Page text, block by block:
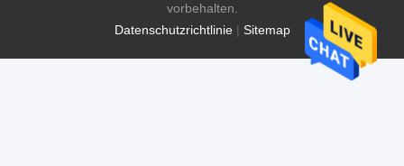
Datenschutzrichtlinie| Sitemap
vorbehalten.